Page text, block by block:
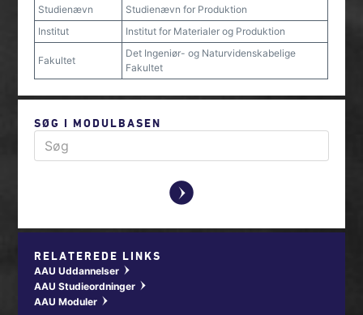
Studienævn
Studienævn for Produktion
Institut
Institut for Materialer og Produktion
Fakultet
Det Ingeniør- og Naturvidenskabelige
Fakultet
SØG I MODULBASEN
y
RELATEREDE LINKS
AAU Uddannelser w
AAU Studieordninger w
AAU Moduler w